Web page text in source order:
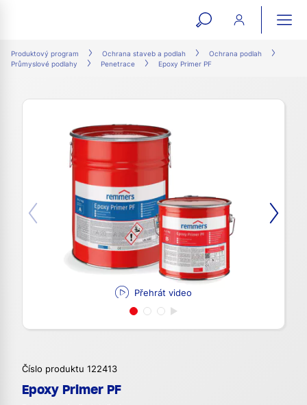
open
search
Produktový program Ochrana staveb a podlah
Ochrana podlah
Průmyslové podlahy
Penetrace Epoxy Primer PF
Přehrát video
Číslo produktu 122413
Epoxy Primer PF